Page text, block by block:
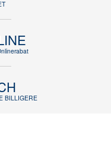
BILLIGERE